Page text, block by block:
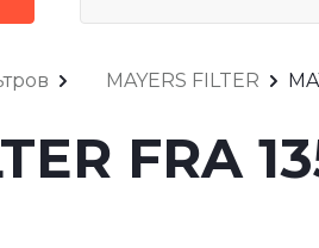
MAYERS FILTER
FRA